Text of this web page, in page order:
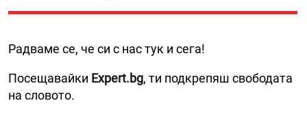
Радваме се, че си с нас тук и сега!
Посещавайки Expert.bg, ти подкрепяш свободата
на словото.